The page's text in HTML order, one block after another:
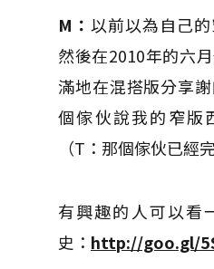
M： 以前以為自己
然後在2010年的六
滿地在混搭版分享
個傢伙說我的窄
（T：那個傢伙已經
有興趣的人可以看
史： http://goo.gl/